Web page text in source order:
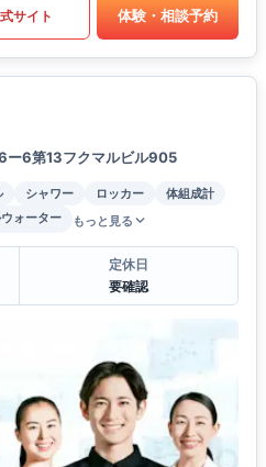
サイト 体験・相談予約
ー6第13フクマルビル905
シャワー ロッカー
体組成計
ォーター もっと見る
定休日
要確認